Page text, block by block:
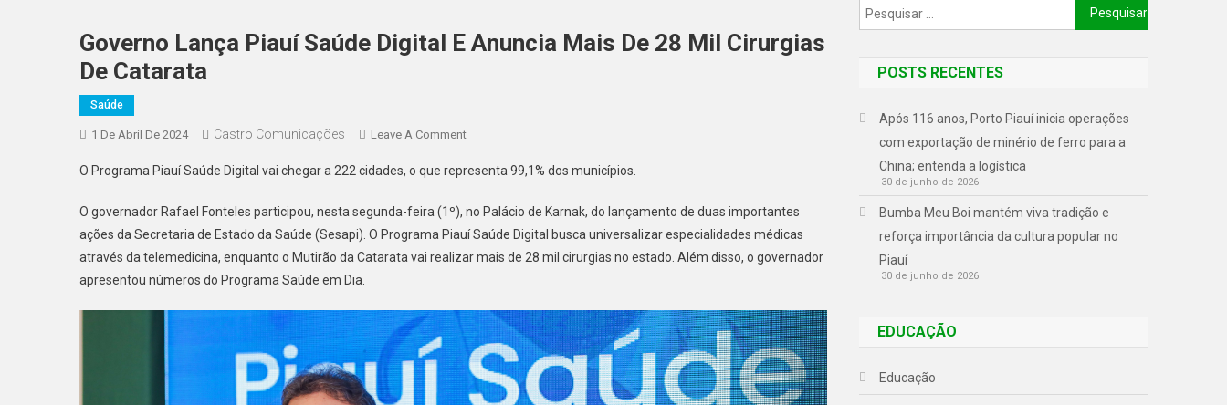
Governo Lança Piauí Saúde Digital E Anuncia Mais De 28 Mil Cirurgias
De Catarata
Saúde
1 De Abril De 2024 Castro Comunicações Leave A Comment
O Programa Piauí Saúde Digital vai chegar a 222 cidades, o que representa 99,1% dos municípios.
O governador Rafael Fonteles participou, nesta segunda-feira (1º), no Palácio de Karnak, do lançamento de duas importantes
ações da Secretaria de Estado da Saúde (Sesapi). O Programa Piauí Saúde Digital busca universalizar especialidades médicas
através da telemedicina, enquanto o Mutirão da Catarata vai realizar mais de 28 mil cirurgias no estado. Além disso, o governador
apresentou números do Programa Saúde em Dia.
POSTS RECENTES
Após 116 anos, Porto Piauí inicia operações
com exportação de minério de ferro para a
China; entenda a logística
30 de junho de 2026
Bumba Meu Boi mantém viva tradição e
reforça importância da cultura popular no
Piauí
30 de junho de 2026
EDUCAÇÃO
Educação